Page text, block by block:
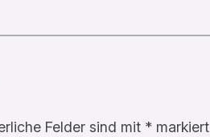
Felder sind mit * markiert